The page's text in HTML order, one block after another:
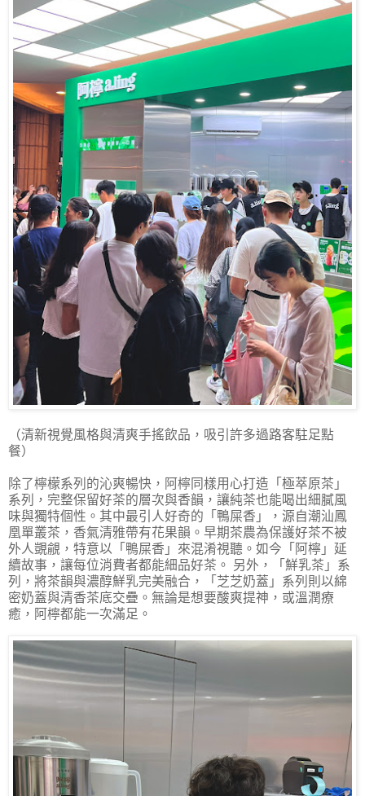
（清新視覺風格與清爽手搖飲品，吸引許多過路客駐足點
餐）
除了檸檬系列的沁爽暢快，阿檸同樣用心打造「極萃原茶」
系列，完整保留好茶的層次與香韻，讓純茶也能喝出細膩風
味與獨特個性。其中最引人好奇的「鴨屎香」，源自潮汕鳳
凰單叢茶，香氣清雅帶有花果韻。早期茶農為保護好茶不被
外人覬覦，特意以「鴨屎香」來混淆視聽。如今「阿檸」延
續故事，讓每位消費者都能細品好茶。 另外，「鮮乳茶」系
列，將茶韻與濃醇鮮乳完美融合，「芝芝奶蓋」系列則以綿
密奶蓋與清香茶底交疊。無論是想要酸爽提神，或溫潤療
癒，阿檸都能一次滿足。